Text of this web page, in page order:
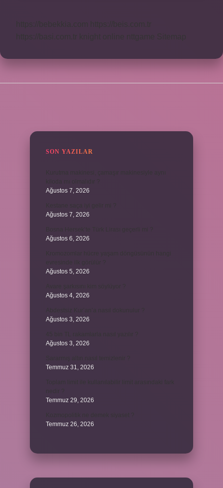
SON YAZILAR
Ağustos 7, 2026
Ağustos 7, 2026
Ağustos 6, 2026
Ağustos 5, 2026
Ağustos 4, 2026
Ağustos 3, 2026
Ağustos 3, 2026
Temmuz 31, 2026
Temmuz 29, 2026
Temmuz 26, 2026